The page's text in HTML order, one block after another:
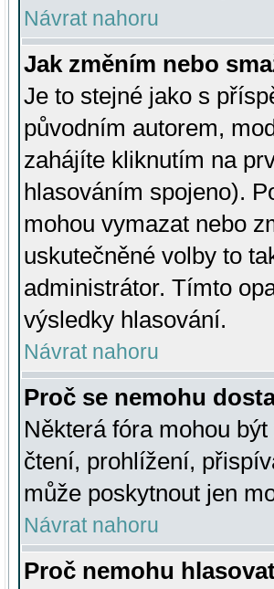
Návrat nahoru
Jak změním nebo
Je to stejné jako s
původním autorem,
zahájíte kliknutím na
hlasováním spojeno).
mohou vymazat nebo
uskutečněné volby to
administrátor. Tímto
výsledky hlasování.
Návrat nahoru
Proč se nemohu
Některá fóra mohou
čtení, prohlížení,
může poskytnout jen
Návrat nahoru
Proč nemohu